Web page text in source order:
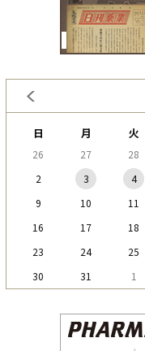
日 月 火
26 27 28
2
3 4
9
10 11
16
17 18
23
24 25
30
31 1